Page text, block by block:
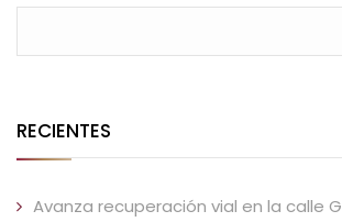
RECIENTES
Avanza recuperación vial en la calle